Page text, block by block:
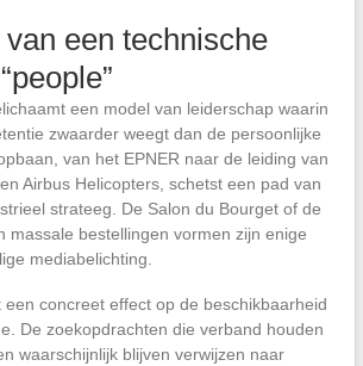
een technische
een model van leiderschap waarin
zwaarder weegt dan de persoonlijke
van het EPNER naar de leiding van
Airbus Helicopters, schetst een pad van
strateeg. De Salon du Bourget of de
massale bestellingen vormen zijn enige
mediabelichting.
een concreet effect op de beschikbaarheid
De zoekopdrachten die verband houden
waarschijnlijk blijven verwijzen naar